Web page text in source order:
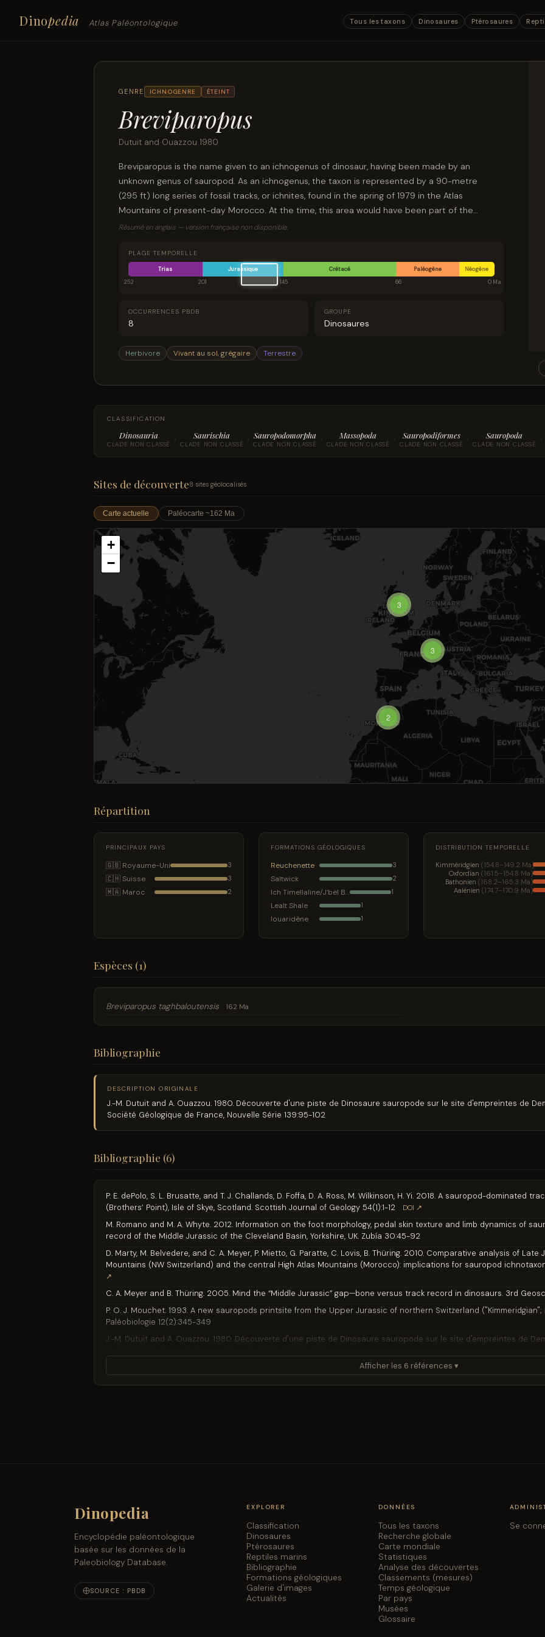
Dinopedia Atlas Paléontologique Tous les taxons Dinosaures Ptérosaures
GENRE ICHNOGENRE ÉTEINT
Breviparopus
Dutuit and Ouazzou 1980
Breviparopus is the name given to an ichnogenus of dinosaur, having been made by an
unknown genus of sauropod. As an ichnogenus, the taxon is represented by a 90-metre
(295 ft) long series of fossil tracks, or ichnites, found in the spring of 1979 in the Atlas
Mountains of present-day Morocco. At the time, this area would have been part of the
splitting Gondwana supercontinent. The animal that produced the Breviparopus tracks is
much debate.
Résumé en anglais — version française non disponible.
PLAGE TEMPORELLE
Trias Jurassique Crétacé Paléogène
Néogène
252
201 145 66 0 Ma
OCCURRENCES PBDB
8
GROUPE
Dinosaures
Herbivore Vivant au sol, grégaire Terrestre
CLASSIFICATION
Dinosauria
CLADE NON CLASSÉ › Saurischia
CLADE NON CLASSÉ › Sauropodomorpha
CLADE NON CLASSÉ › Massopoda
CLADE NON CLASSÉ › Sauropodiformes
CLADE NON CLASSÉ › Sauropoda
CLADE NON CLASSÉ ›
Sites de découverte8 sites géolocalisés
Carte actuelle Paléocarte ~162 Ma
2
3
3
+
−
Répartition
PRINCIPAUX PAYS
🇬🇧 Royaume-Uni 3
🇨🇭 Suisse 3
🇲🇦 Maroc 2
FORMATIONS GÉOLOGIQUES
Reuchenette 3
Saltwick 2
Ich Timellaline/J’bel Bou Akrabène 1
Lealt Shale 1
Iouaridène 1
DISTRIBUTION TEMPORELLE
Kimméridgien (154.8–149.2 Ma)
Oxfordian (161.5–154.8 Ma)
Bathonien (168.2–165.3 Ma)
Aalénien (174.7–170.9 Ma)
Espèces (1)
Breviparopus taghbaloutensis 162 Ma
Bibliographie
DESCRIPTION ORIGINALE
J.-M. Dutuit and A. Ouazzou. 1980. Découverte d'une piste de Dinosaure sauropode sur le site d'empreintes de
Société Géologique de France, Nouvelle Série 139:95-102
Bibliographie (6)
P. E. dePolo, S. L. Brusatte, and T. J. Challands, D. Foffa, D. A. Ross, M. Wilkinson, H. Yi. 2018. A sauropod-dominated
(Brothers’ Point), Isle of Skye, Scotland. Scottish Journal of Geology 54(1):1-12
DOI ↗
M. Romano and M. A. Whyte. 2012. Information on the foot morphology, pedal skin texture and limb dynamics of
record of the Middle Jurassic of the Cleveland Basin, Yorkshire, UK. Zubía 30:45-92
D. Marty, M. Belvedere, and C. A. Meyer, P. Mietto, G. Paratte, C. Lovis, B. Thüring. 2010. Comparative analysis of
Mountains (NW Switzerland) and the central High Atlas Mountains (Morocco): implications for sauropod
↗
C. A. Meyer and B. Thüring. 2005. Mind the “Middle Jurassic” gap—bone versus track record in dinosaurs. 3rd
P. O. J. Mouchet. 1993. A new sauropods printsite from the Upper Jurassic of northern Switzerland ("Kimmeridgian";
Paléobiologie 12(2):345-349
J.-M. Dutuit and A. Ouazzou. 1980. Découverte d'une piste de Dinosaure sauropode sur le site d'empreintes de
Afficher les 6 références ▾
Dinopedia
Encyclopédie paléontologique
basée sur les données de la
Paleobiology Database.
SOURCE : PBDB
EXPLORER
Classification
Dinosaures
Ptérosaures
Reptiles marins
Bibliographie
Formations géologiques
Galerie d'images
Actualités
DONNÉES
Tous les taxons
Recherche globale
Carte mondiale
Statistiques
Analyse des découvertes
Classements (mesures)
Temps géologique
Par pays
Musées
Glossaire
Se